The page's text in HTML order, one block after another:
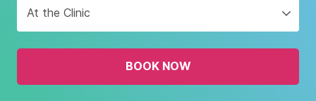
interact
with
the
and
At the Clinic
BOOK NOW